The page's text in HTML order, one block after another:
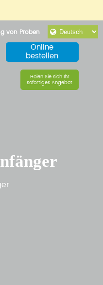
von Proben
Online
bestellen
Holen Sie sich Ihr
sofortiges Angebot